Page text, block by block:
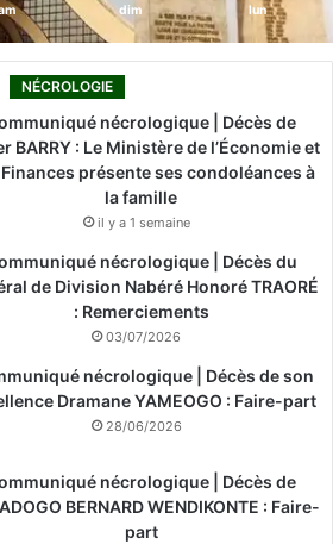
dim lun
NÉCROLOGIE
nécrologique | Décès de
BARRY : Le Ministère de l’Économie et
présente ses condoléances à
la famille
il y a 1 semaine
nécrologique | Décès du
de Division Nabéré Honoré TRAORÉ
: Remerciements
03/07/2026
nécrologique | Décès de son
Dramane YAMEOGO : Faire-part
28/06/2026
nécrologique | Décès de
BERNARD WENDIKONTE : Faire-
part